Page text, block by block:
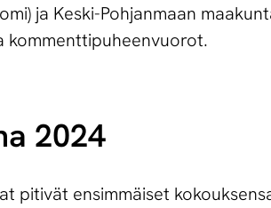
ja Keski-Pohjanmaan
kommenttipuheenvuorot.
2024
pitivät ensimmäiset